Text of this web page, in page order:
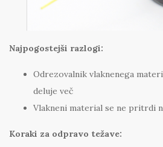
Najpogostejši razlogi:
Odrezovalnik vlaknenega
deluje več
Vlakneni material se ne pritrdi
Koraki za odpravo težave: